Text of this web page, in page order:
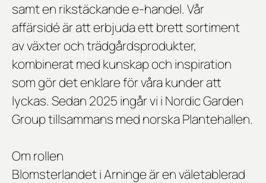
samt en rikstäckande e-handel. Vår
affärsidé är att erbjuda ett brett sortiment
av växter och trädgårdsprodukter,
kombinerat med kunskap och inspiration
som gör det enklare för våra kunder att
lyckas. Sedan 2025 ingår vi i Nordic Garden
Group tillsammans med norska Plantehallen.
Om rollen
Blomsterlandet i Arninge är en väletablerad